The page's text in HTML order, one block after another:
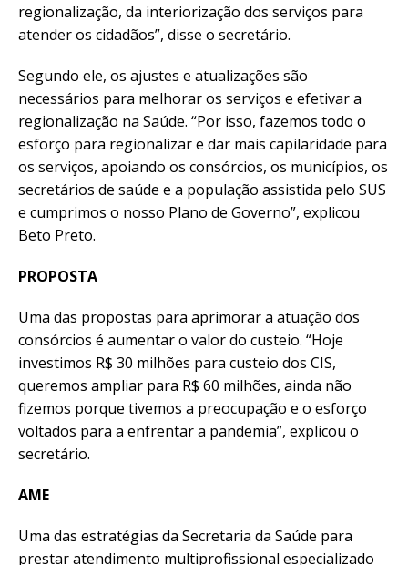
regionalização, da interiorização dos serviços para
atender os cidadãos”, disse o secretário.
Segundo ele, os ajustes e atualizações são
necessários para melhorar os serviços e efetivar a
regionalização na Saúde. “Por isso, fazemos todo o
esforço para regionalizar e dar mais capilaridade para
os serviços, apoiando os consórcios, os municípios, os
secretários de saúde e a população assistida pelo SUS
e cumprimos o nosso Plano de Governo”, explicou
Beto Preto.
PROPOSTA
Uma das propostas para aprimorar a atuação dos
consórcios é aumentar o valor do custeio. “Hoje
investimos R$ 30 milhões para custeio dos CIS,
queremos ampliar para R$ 60 milhões, ainda não
fizemos porque tivemos a preocupação e o esforço
voltados para a enfrentar a pandemia”, explicou o
secretário.
AME
Uma das estratégias da Secretaria da Saúde para
prestar atendimento multiprofissional especializado